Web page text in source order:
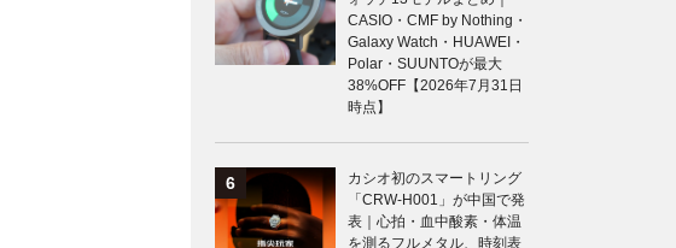
CASIO・CMF by Nothing・
Galaxy Watch・HUAWEI・
Polar・SUUNTOが最大
38%OFF【2026年7月31日
時点】
カシオ初のスマートリング
「CRW-H001」が中国で発
表｜心拍・血中酸素・体温
を測るフルメタル、時刻表